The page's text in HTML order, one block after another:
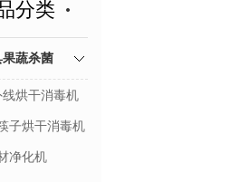
分类
果蔬杀菌
烘干消毒机
子烘干消毒机
净化机